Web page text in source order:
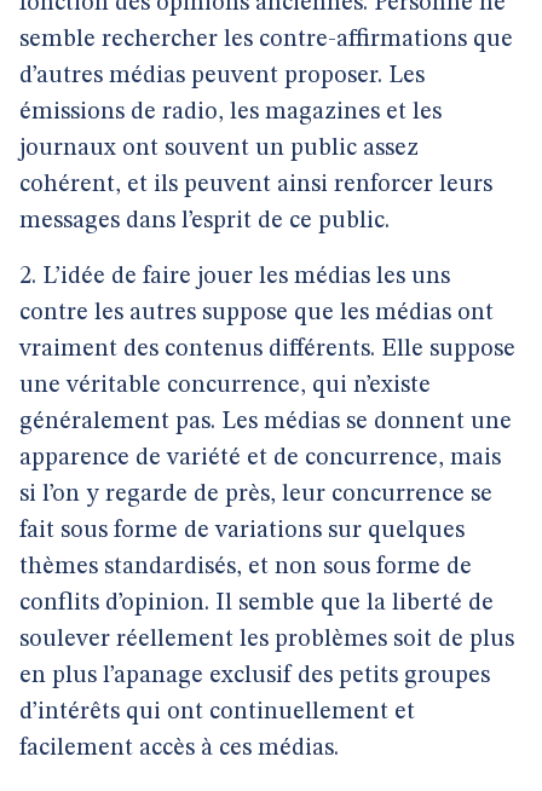
semble rechercher les contre-affirmations que
d’autres médias peuvent proposer. Les
émissions de radio, les magazines et les
journaux ont souvent un public assez
cohérent, et ils peuvent ainsi renforcer leurs
messages dans l’esprit de ce public.
2. L’idée de faire jouer les médias les uns
contre les autres suppose que les médias ont
vraiment des contenus différents. Elle suppose
une véritable concurrence, qui n’existe
généralement pas. Les médias se donnent une
apparence de variété et de concurrence, mais
si l’on y regarde de près, leur concurrence se
fait sous forme de variations sur quelques
thèmes standardisés, et non sous forme de
conflits d’opinion. Il semble que la liberté de
soulever réellement les problèmes soit de plus
en plus l’apanage exclusif des petits groupes
d’intérêts qui ont continuellement et
facilement accès à ces médias.